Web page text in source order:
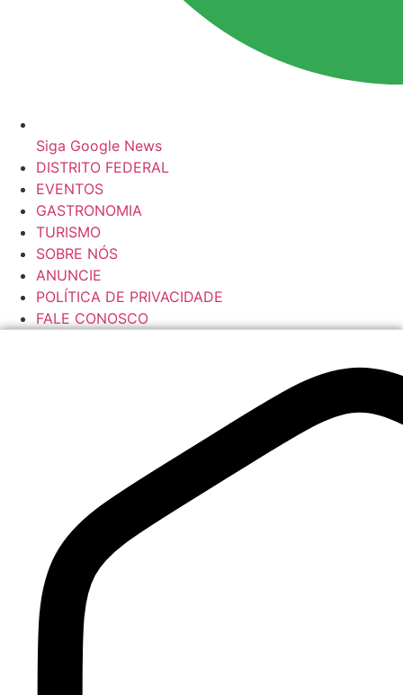
Siga Google News
DISTRITO FEDERAL
EVENTOS
GASTRONOMIA
TURISMO
SOBRE NÓS
ANUNCIE
POLÍTICA DE PRIVACIDADE
FALE CONOSCO